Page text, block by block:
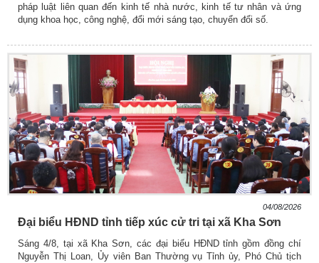
pháp luật liên quan đến kinh tế nhà nước, kinh tế tư nhân và ứng
dụng khoa học, công nghệ, đổi mới sáng tạo, chuyển đổi số.
04/08/2026
Đại biểu HĐND tỉnh tiếp xúc cử tri tại xã Kha Sơn
Sáng 4/8, tại xã Kha Sơn, các đại biểu HĐND tỉnh gồm đồng chí
Nguyễn Thị Loan, Ủy viên Ban Thường vụ Tỉnh ủy, Phó Chủ tịch